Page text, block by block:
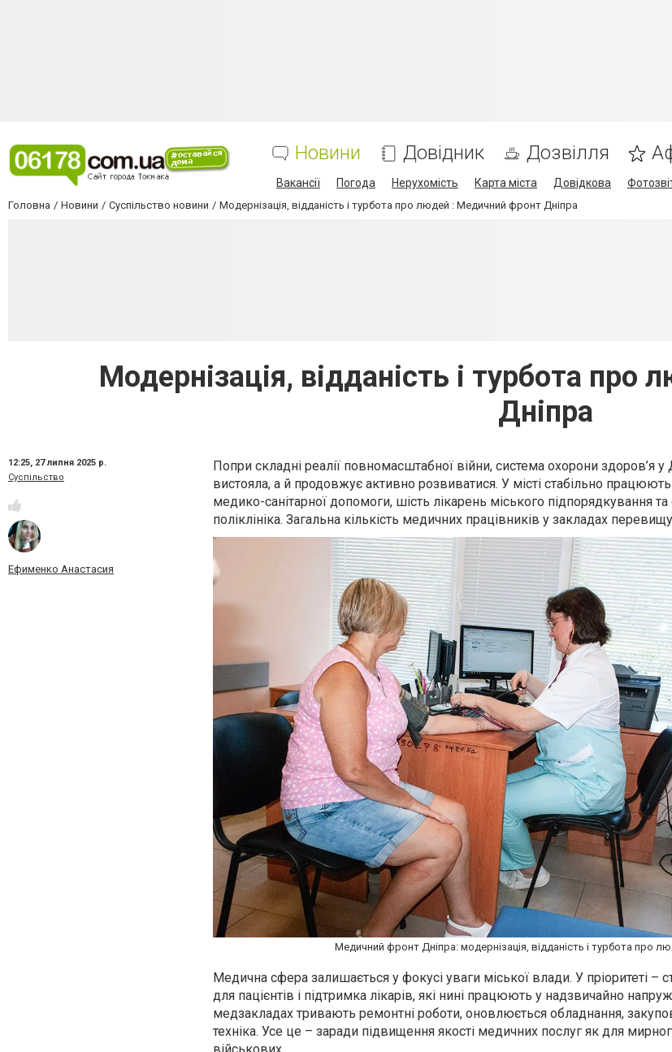
Новини Довідник Дозвілля
Вакансії Погода Нерухомість Карта міста Довідкова
Головна Новини Суспільство новини Модернізація, відданість і турбота про людей : Медичний фронт Дніпра
Модернізація, відданість і турбота
Дніпра
12:25, 27 липня 2025 р.
Суспільство
Ефименко Анастасия
Попри складні реалії повномасштабної війни, система охорони здоров’я у
вистояла, а й продовжує активно розвиватися. У місті стабільно
медико-санітарної допомоги, шість лікарень міського підпорядкування та
поліклініка. Загальна кількість медичних працівників у закладах
Медичний фронт Дніпра: модернізація, відданість і турбота про
Медична сфера залишається у фокусі уваги міської влади. У пріоритеті –
для пацієнтів і підтримка лікарів, які нині працюють у надзвичайно
медзакладах тривають ремонтні роботи, оновлюється обладнання,
техніка. Усе це – заради підвищення якості медичних послуг як для
військових.